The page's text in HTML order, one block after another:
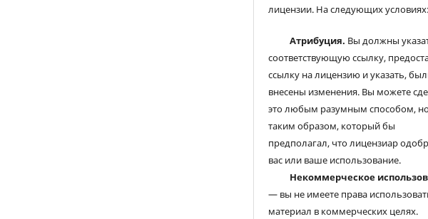
лицензии. На следующих условиях:
Атрибуция. Вы должны
соответствующую ссылку,
ссылку на лицензию и указать,
внесены изменения. Вы можете
это любым разумным способом,
таким образом, который бы
предполагал, что лицензиар
вас или ваше использование.
Некоммерческое
— вы не имеете права
материал в коммерческих целях.